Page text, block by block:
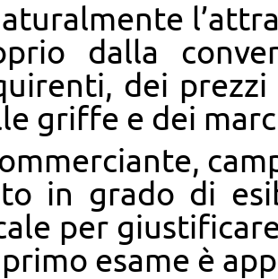
dalla
dei
griffe e dei
in grado di
per
esame è